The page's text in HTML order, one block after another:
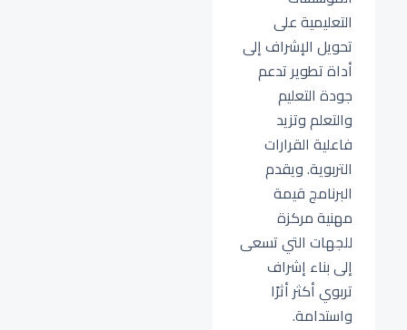
التعليمية على
تحويل الإشراف إلى
أداة تطوير تدعم
جودة التعليم
والتعلم وتزيد
فاعلية القرارات
التربوية. ويقدم
البرنامج قيمة
مهنية مركزة
للجهات التي تسعى
إلى بناء إشراف
تربوي أكثر أثرًا
واستدامة.